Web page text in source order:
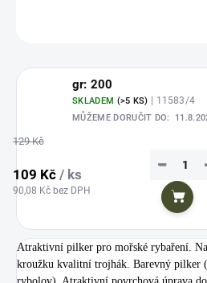
gr: 200
SKLADEM (>5 KS) | 11583/4
MŮŽEME DORUČIT DO:
129 Kč
109 Kč / ks
90,08 Kč bez DPH
−
Do
Atraktivní pilker pro mořské rybaření.
kroužku kvalitní trojhák. Barevný pilker